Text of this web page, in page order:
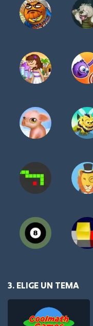
3. ELIGE UN TEMA